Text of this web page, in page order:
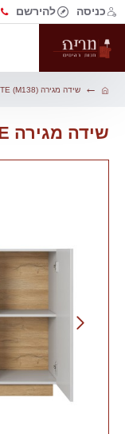
כניסה להירשם
שידה מגירה ARCO WHITE (M138)
שידה מגירה ARCO WHITE